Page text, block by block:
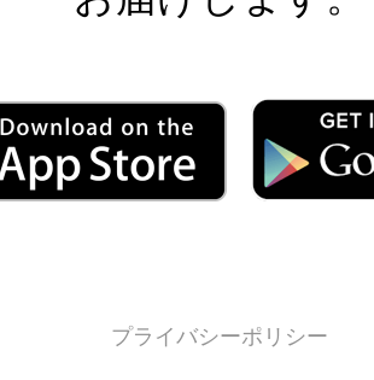
プライバシーポリシー